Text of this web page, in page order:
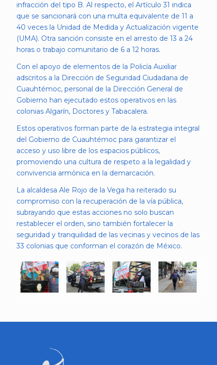
infracción del tipo B. Al respecto, el Artículo 31 indica
que se sancionará con una multa equivalente de 11 a
40 veces la Unidad de Medida y Actualización vigente
(UMA). Otra sanción consiste en el arresto de 13 a 24
horas o trabajo comunitario de 6 a 12 horas.
Con el apoyo de elementos de la Policía Auxiliar
adscritos a la Dirección de Seguridad Ciudadana de
Cuauhtémoc, personal de la Dirección General de
Gobierno han ejecutado estos operativos en las
colonias Algarín, Doctores y Tabacalera.
Estos operativos forman parte de la estrategia integral
del Gobierno de Cuauhtémoc para garantizar el
acceso y uso libre de los espacios públicos,
promoviendo una cultura de respeto a la legalidad y
convivencia armónica en la demarcación.
La alcaldesa Ale Rojo de la Vega ha reiterado su
compromiso con la recuperación de la vía pública,
subrayando que estas acciones no solo buscan
restablecer el orden, sino también fortalecer la
seguridad y tranquilidad de las vecinas y vecinos de las
33 colonias que conforman el corazón de México.